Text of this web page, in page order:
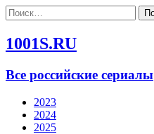
Найти:
1001S.RU
Все российские сериалы
2023
2024
2025